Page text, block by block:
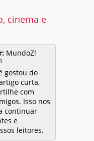
cinema e
MundoZ!
gostou do
curta,
com
Isso nos
continuar
e
leitores.